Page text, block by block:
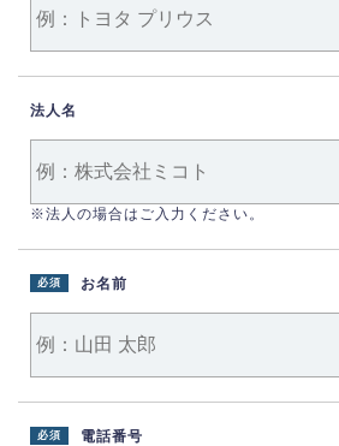
法人名
※法人の場合はご入力ください。
お名前
必須
電話番号
必須